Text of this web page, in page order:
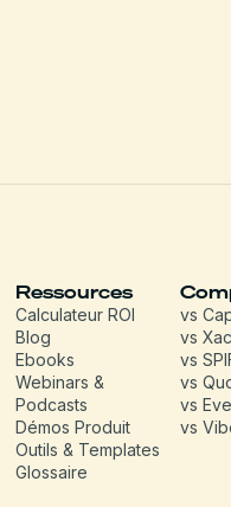
Ressources
Calculateur ROI
Blog
Ebooks
Webinars &
Podcasts
Démos Produit
Outils & Templates
Glossaire
vs
vs
vs
vs
vs
vs